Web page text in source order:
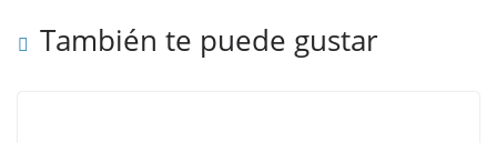
También te puede gustar